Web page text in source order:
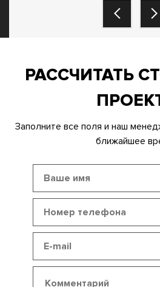
РАССЧИТАТЬ
Заполните все поля и наш
ближайшее